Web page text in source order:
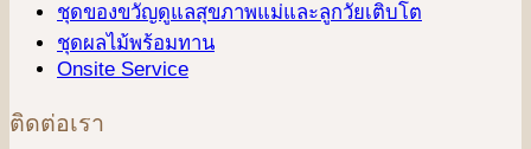
ชุดของขวัญดูแลสุขภาพแม่และลูกวัยเติบโต
ชุดผลไม้พร้อมทาน
Onsite Service
ติดต่อเรา